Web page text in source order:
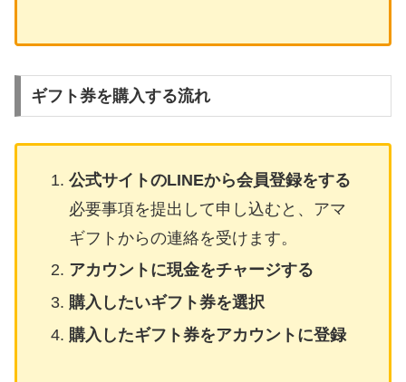
ギフト券を購入する流れ
公式サイトのLINEから会員登録をする
必要事項を提出して申し込むと、アマ
ギフトからの連絡を受けます。
アカウントに現金をチャージする
購入したいギフト券を選択
購入したギフト券をアカウントに登録